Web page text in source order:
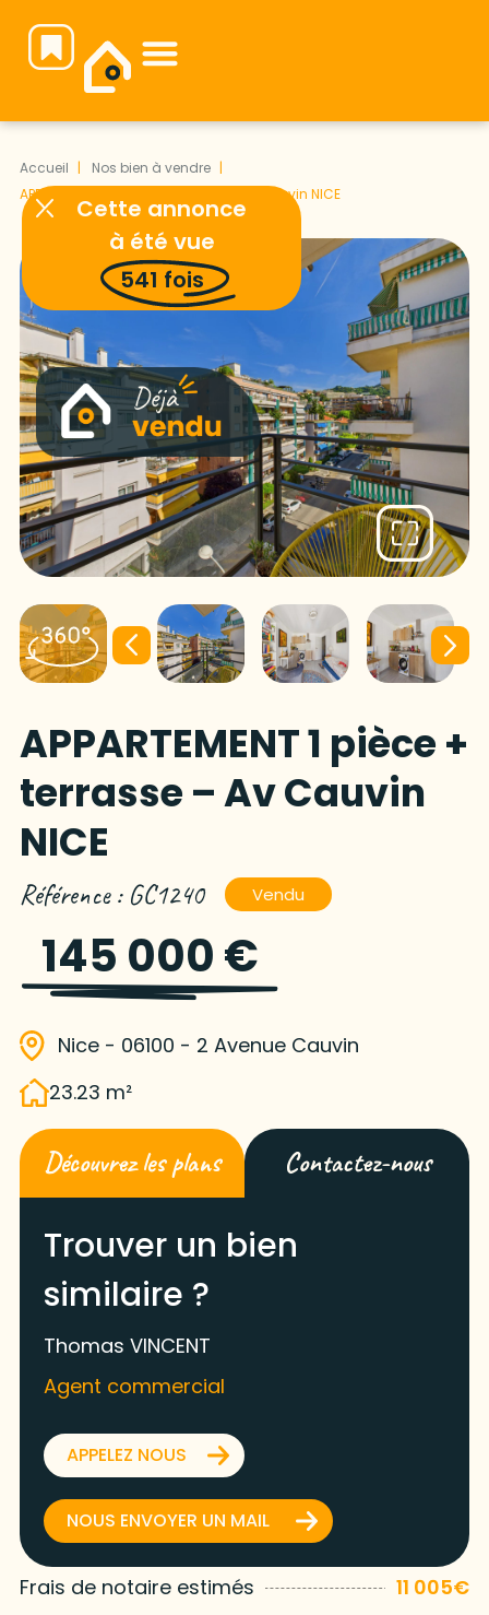
Accueil
Nos bien à vendre
APPARTEMENT 1 pièce + terrasse – Av Cauvin NICE
APPARTEMENT 1 pièce +
terrasse – Av Cauvin
NICE
Référence : GC1240 Vendu
145 000 €
Nice - 06100 - 2 Avenue Cauvin
23.23 m²
Découvrez les plans Contactez-nous
Trouver un bien
similaire ?
Thomas VINCENT
Agent commercial
APPELEZ NOUS
NOUS ENVOYER UN MAIL
Frais de notaire estimés 11 005€
Cette annonce
à été vue
541 fois